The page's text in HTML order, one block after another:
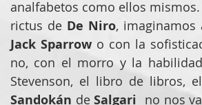
analfabetos como ellos
rictus de De Niro
Jack Sparrow o con la
no, con el morro y la
Stevenson, el libro de libros,
Sandokán de Salgari
no nos